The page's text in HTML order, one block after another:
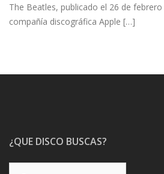
The Beatles, publicado el 26 de
compañía discográfica Apple […]
¿QUE DISCO BUSCAS?